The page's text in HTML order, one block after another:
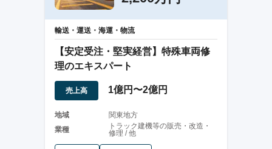
輸送・運送・海運・物流
【安定受注・堅実経営】特殊車両修
理のエキスパート
売上高 1億円〜2億円
地域
関東地方
業種
トラック建機等の販売・改造・
修理 / 他